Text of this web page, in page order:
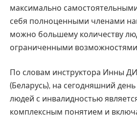
максимально
себя полноценными членами
можно большему количеству
ограниченными
По словам инструктора Инны
(Беларусь), на сегодняшний
людей с инвалидностью
комплексным понятием и